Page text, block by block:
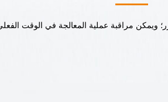
ويمكن مراقبة عملية المعالجة في الوقت